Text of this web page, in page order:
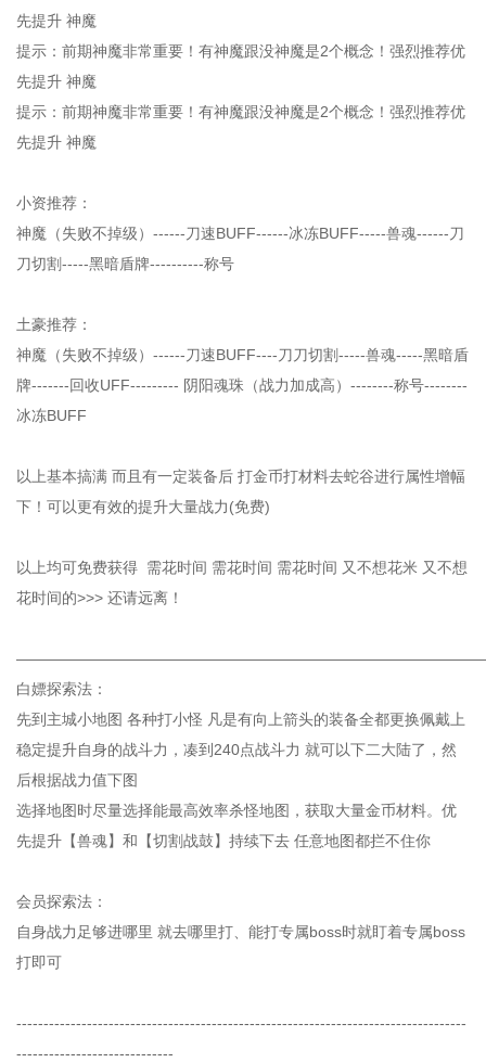
先提升 神魔
提示：前期神魔非常重要！有神魔跟没神魔是2个概念！强烈推荐优
先提升 神魔
提示：前期神魔非常重要！有神魔跟没神魔是2个概念！强烈推荐优
先提升 神魔
小资推荐：
神魔（失败不掉级）------刀速BUFF------冰冻BUFF-----兽魂------刀
刀切割-----黑暗盾牌----------称号
土豪推荐：
神魔（失败不掉级）------刀速BUFF----刀刀切割-----兽魂-----黑暗盾
牌-------回收UFF--------- 阴阳魂珠（战力加成高）--------称号--------
冰冻BUFF
以上基本搞满 而且有一定装备后 打金币打材料去蛇谷进行属性增幅
下！可以更有效的提升大量战力(免费)
以上均可免费获得 需花时间 需花时间 需花时间 又不想花米 又不想
花时间的>>> 还请远离！
白嫖探索法：
先到主城小地图 各种打小怪 凡是有向上箭头的装备全都更换佩戴上
稳定提升自身的战斗力，凑到240点战斗力 就可以下二大陆了，然
后根据战力值下图
选择地图时尽量选择能最高效率杀怪地图，获取大量金币材料。优
先提升【兽魂】和【切割战鼓】持续下去 任意地图都拦不住你
会员探索法：
自身战力足够进哪里 就去哪里打、能打专属boss时就盯着专属boss
打即可
-----------------------------------------------------------------------------------
-----------------------------